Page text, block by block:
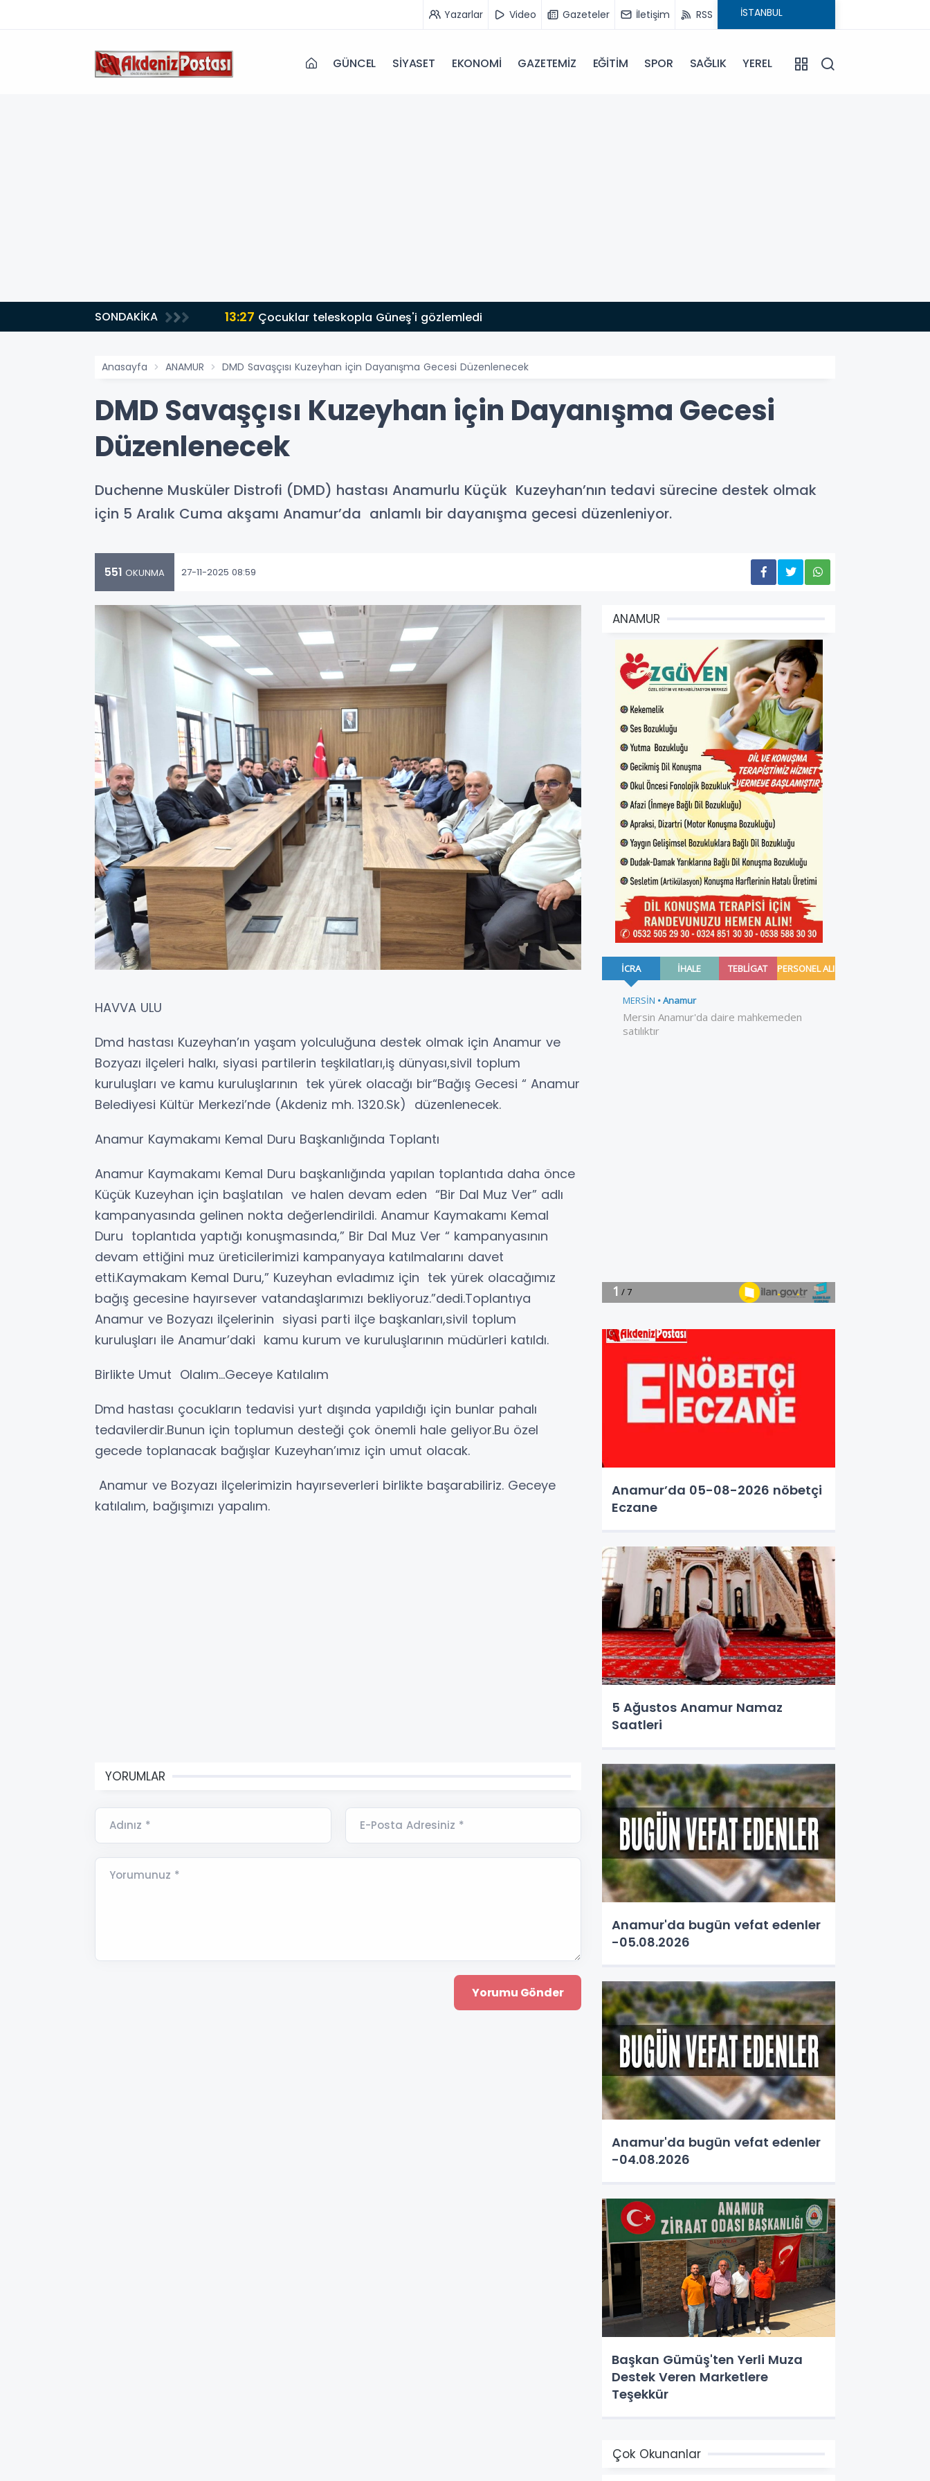
Yazarlar Video Gazeteler İletişim RSS
GÜNCEL SİYASET EKONOMİ GAZETEMİZ EĞİTİM SPOR SAĞLIK YEREL
SONDAKİKA 13:27 Çocuklar teleskopla Güneş'i gözlemledi
Anasayfa ANAMUR DMD Savaşçısı Kuzeyhan için Dayanışma Gecesi Düzenlenecek
DMD Savaşçısı Kuzeyhan için Dayanışma Gecesi
Düzenlenecek
Duchenne Musküler Distrofi (DMD) hastası Anamurlu Küçük Kuzeyhan’nın tedavi sürecine destek olmak
için 5 Aralık Cuma akşamı Anamur’da anlamlı bir dayanışma gecesi düzenleniyor.
551 OKUNMA 27-11-2025 08:59
HAVVA ULU
Dmd hastası Kuzeyhan’ın yaşam yolculuğuna destek olmak için Anamur ve
Bozyazı ilçeleri halkı, siyasi partilerin teşkilatları,iş dünyası,sivil toplum
kuruluşları ve kamu kuruluşlarının tek yürek olacağı bir“Bağış Gecesi “ Anamur
Belediyesi Kültür Merkezi’nde (Akdeniz mh. 1320.Sk) düzenlenecek.
Anamur Kaymakamı Kemal Duru Başkanlığında Toplantı
Anamur Kaymakamı Kemal Duru başkanlığında yapılan toplantıda daha önce
Küçük Kuzeyhan için başlatılan ve halen devam eden “Bir Dal Muz Ver” adlı
kampanyasında gelinen nokta değerlendirildi. Anamur Kaymakamı Kemal
Duru toplantıda yaptığı konuşmasında,” Bir Dal Muz Ver “ kampanyasının
devam ettiğini muz üreticilerimizi kampanyaya katılmalarını davet
etti.Kaymakam Kemal Duru,” Kuzeyhan evladımız için tek yürek olacağımız
bağış gecesine hayırsever vatandaşlarımızı bekliyoruz.”dedi.Toplantıya
Anamur ve Bozyazı ilçelerinin siyasi parti ilçe başkanları,sivil toplum
kuruluşları ile Anamur’daki kamu kurum ve kuruluşlarının müdürleri katıldı.
Birlikte Umut Olalım…Geceye Katılalım
Dmd hastası çocukların tedavisi yurt dışında yapıldığı için bunlar pahalı
tedavilerdir.Bunun için toplumun desteği çok önemli hale geliyor.Bu özel
gecede toplanacak bağışlar Kuzeyhan’ımız için umut olacak.
Anamur ve Bozyazı ilçelerimizin hayırseverleri birlikte başarabiliriz. Geceye
katılalım, bağışımızı yapalım.
YORUMLAR
Adınız * E-Posta Adresiniz *
Yorumunuz *
ANAMUR
Anamur’da 05-08-2026 nöbetçi
Eczane
5 Ağustos Anamur Namaz
Saatleri
Anamur'da bugün vefat edenler
-05.08.2026
Anamur'da bugün vefat edenler
-04.08.2026
Başkan Gümüş'ten Yerli Muza
Destek Veren Marketlere
Teşekkür
Çok Okunanlar